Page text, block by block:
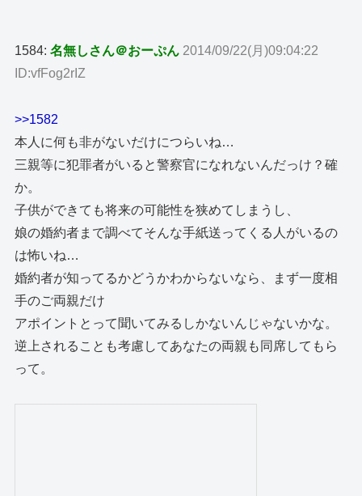
1584:名無しさん＠おーぷん 2014/09/22(月)09:04:22
ID:vfFog2rIZ
>>1582
本人に何も非がないだけにつらいね…
三親等に犯罪者がいると警察官になれないんだっけ？確
か。
子供ができても将来の可能性を狭めてしまうし、
娘の婚約者まで調べてそんな手紙送ってくる人がいるの
は怖いね…
婚約者が知ってるかどうかわからないなら、まず一度相
手のご両親だけ
アポイントとって聞いてみるしかないんじゃないかな。
逆上されることも考慮してあなたの両親も同席してもら
って。